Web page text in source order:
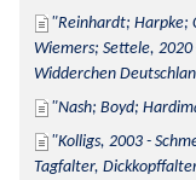
Reinhardt; Harpke;
Wiemers; Settele,
Widderchen
Nash; Boyd;
Kolligs, 2003 -
Tagfalter,